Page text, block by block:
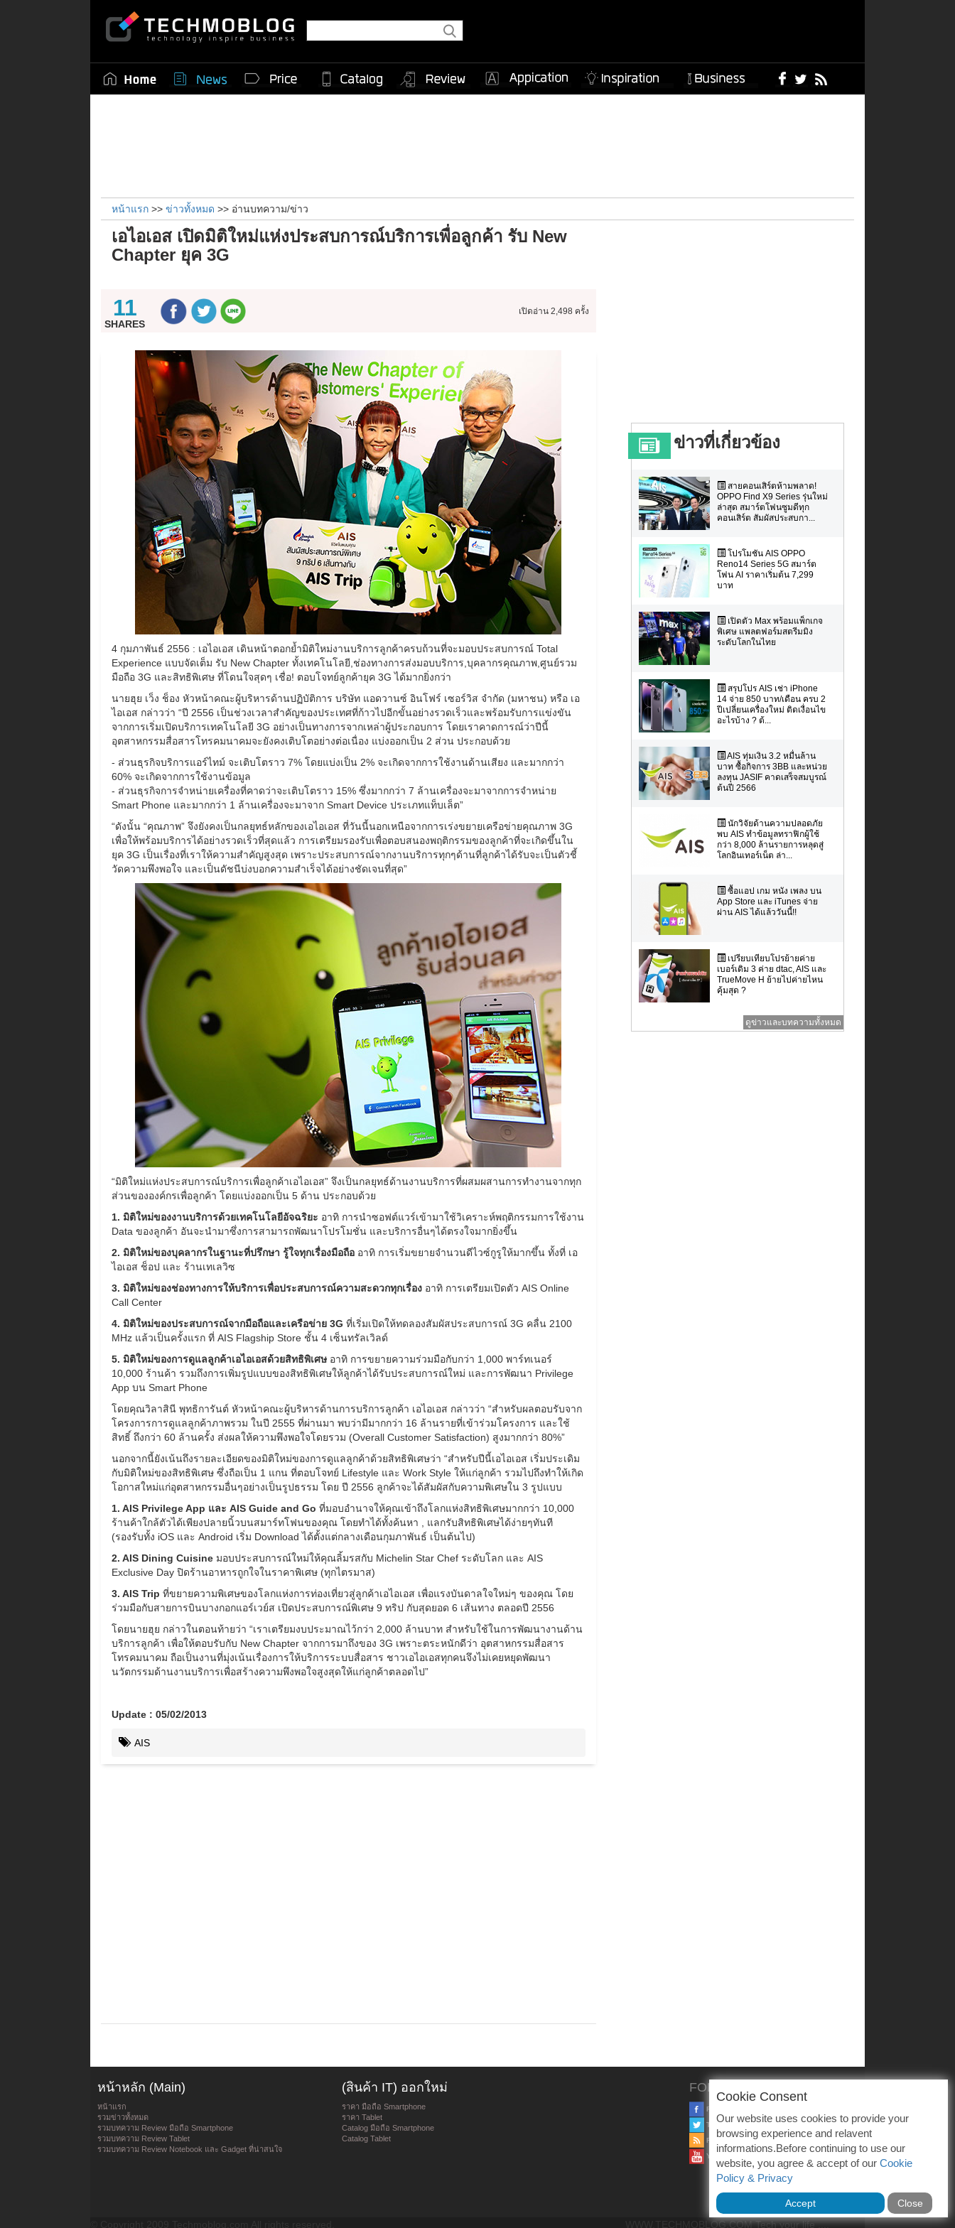
หน้าแรก >> ข่าวทั้งหมด >> อ่านบทความ/ข่าว
เอไอเอส เปิดมิติใหม่แห่งประสบการณ์บริการเพื่อลูกค้า รับ New
Chapter ยุค 3G
11
SHARES
เปิดอ่าน 2,498 ครั้ง
4 กุมภาพันธ์ 2556 : เอไอเอส เดินหน้าตอกย้ำมิติใหม่งานบริการลูกค้าครบถ้วนที่จะมอบประสบการณ์ Total
Experience แบบจัดเต็ม รับ New Chapter ทั้งเทคโนโลยี,ช่องทางการส่งมอบบริการ,บุคลากรคุณภาพ,ศูนย์รวม
มือถือ 3G และสิทธิพิเศษ ที่โดนใจสุดๆ เชื่อ! ตอบโจทย์ลูกค้ายุค 3G ได้มากยิ่งกว่า
นายฮุย เว็ง ช็อง หัวหน้าคณะผู้บริหารด้านปฏิบัติการ บริษัท แอดวานซ์ อินโฟร์ เซอร์วิส จำกัด (มหาชน) หรือ เอ
ไอเอส กล่าวว่า “ปี 2556 เป็นช่วงเวลาสำคัญของประเทศที่ก้าวไปอีกขั้นอย่างรวดเร็วและพร้อมรับการแข่งขัน
จากการเริ่มเปิดบริการเทคโนโลยี 3G อย่างเป็นทางการจากเหล่าผู้ประกอบการ โดยเราคาดการณ์ว่าปีนี้
อุตสาหกรรมสื่อสารโทรคมนาคมจะยังคงเติบโตอย่างต่อเนื่อง แบ่งออกเป็น 2 ส่วน ประกอบด้วย
- ส่วนธุรกิจบริการแอร์ไทม์ จะเติบโตราว 7% โดยแบ่งเป็น 2% จะเกิดจากการใช้งานด้านเสียง และมากกว่า
60% จะเกิดจากการใช้งานข้อมูล
- ส่วนธุรกิจการจำหน่ายเครื่องที่คาดว่าจะเติบโตราว 15% ซึ่งมากกว่า 7 ล้านเครื่องจะมาจากการจำหน่าย
Smart Phone และมากกว่า 1 ล้านเครื่องจะมาจาก Smart Device ประเภทแท็บเล็ต”
“ดังนั้น “คุณภาพ” จึงยังคงเป็นกลยุทธ์หลักของเอไอเอส ที่วันนี้นอกเหนือจากการเร่งขยายเครือข่ายคุณภาพ 3G
เพื่อให้พร้อมบริการได้อย่างรวดเร็วที่สุดแล้ว การเตรียมรองรับเพื่อตอบสนองพฤติกรรมของลูกค้าที่จะเกิดขึ้นใน
ยุค 3G เป็นเรื่องที่เราให้ความสำคัญสูงสุด เพราะประสบการณ์จากงานบริการทุกๆด้านที่ลูกค้าได้รับจะเป็นตัวชี้
วัดความพึงพอใจ และเป็นดัชนีบ่งบอกความสำเร็จได้อย่างชัดเจนที่สุด”
“มิติใหม่แห่งประสบการณ์บริการเพื่อลูกค้าเอไอเอส” จึงเป็นกลยุทธ์ด้านงานบริการที่ผสมผสานการทำงานจากทุก
ส่วนขององค์กรเพื่อลูกค้า โดยแบ่งออกเป็น 5 ด้าน ประกอบด้วย
1. มิติใหม่ของงานบริการด้วยเทคโนโลยีอัจฉริยะ อาทิ การนำซอฟต์แวร์เข้ามาใช้วิเคราะห์พฤติกรรมการใช้งาน
Data ของลูกค้า อันจะนำมาซึ่งการสามารถพัฒนาโปรโมชั่น และบริการอื่นๆได้ตรงใจมากยิ่งขึ้น
2. มิติใหม่ของบุคลากรในฐานะที่ปรึกษา รู้ใจทุกเรื่องมือถือ อาทิ การเริ่มขยายจำนวนดีไวซ์กูรูให้มากขึ้น ทั้งที่ เอ
ไอเอส ช็อป และ ร้านเทเลวิซ
3. มิติใหม่ของช่องทางการให้บริการเพื่อประสบการณ์ความสะดวกทุกเรื่อง อาทิ การเตรียมเปิดตัว AIS Online
Call Center
4. มิติใหม่ของประสบการณ์จากมือถือและเครือข่าย 3G ที่เริ่มเปิดให้ทดลองสัมผัสประสบการณ์ 3G คลื่น 2100
MHz แล้วเป็นครั้งแรก ที่ AIS Flagship Store ชั้น 4 เซ็นทรัลเวิลด์
5. มิติใหม่ของการดูแลลูกค้าเอไอเอสด้วยสิทธิพิเศษ อาทิ การขยายความร่วมมือกับกว่า 1,000 พาร์ทเนอร์
10,000 ร้านค้า รวมถึงการเพิ่มรูปแบบของสิทธิพิเศษให้ลูกค้าได้รับประสบการณ์ใหม่ และการพัฒนา Privilege
App บน Smart Phone
โดยคุณวิลาสินี พุทธิการันต์ หัวหน้าคณะผู้บริหารด้านการบริการลูกค้า เอไอเอส กล่าวว่า “สำหรับผลตอบรับจาก
โครงการการดูแลลูกค้าภาพรวม ในปี 2555 ที่ผ่านมา พบว่ามีมากกว่า 16 ล้านรายที่เข้าร่วมโครงการ และใช้
สิทธิ์ ถึงกว่า 60 ล้านครั้ง ส่งผลให้ความพึงพอใจโดยรวม (Overall Customer Satisfaction) สูงมากกว่า 80%”
นอกจากนี้ยังเน้นถึงรายละเอียดของมิติใหม่ของการดูแลลูกค้าด้วยสิทธิพิเศษว่า “สำหรับปีนี้เอไอเอส เริ่มประเดิม
กับมิติใหม่ของสิทธิพิเศษ ซึ่งถือเป็น 1 แกน ที่ตอบโจทย์ Lifestyle และ Work Style ให้แก่ลูกค้า รวมไปถึงทำให้เกิด
โอกาสใหม่แก่อุตสาหกรรมอื่นๆอย่างเป็นรูปธรรม โดย ปี 2556 ลูกค้าจะได้สัมผัสกับความพิเศษใน 3 รูปแบบ
1. AIS Privilege App และ AIS Guide and Go ที่มอบอำนาจให้คุณเข้าถึงโลกแห่งสิทธิพิเศษมากกว่า 10,000
ร้านค้าใกล้ตัวได้เพียงปลายนิ้วบนสมาร์ทโฟนของคุณ โดยทำได้ทั้งค้นหา , แลกรับสิทธิพิเศษได้ง่ายๆทันที
(รองรับทั้ง iOS และ Android เริ่ม Download ได้ตั้งแต่กลางเดือนกุมภาพันธ์ เป็นต้นไป)
2. AIS Dining Cuisine มอบประสบการณ์ใหม่ให้คุณลิ้มรสกับ Michelin Star Chef ระดับโลก และ AIS
Exclusive Day ปิดร้านอาหารถูกใจในราคาพิเศษ (ทุกไตรมาส)
3. AIS Trip ที่ขยายความพิเศษของโลกแห่งการท่องเที่ยวสู่ลูกค้าเอไอเอส เพื่อแรงบันดาลใจใหม่ๆ ของคุณ โดย
ร่วมมือกับสายการบินบางกอกแอร์เวย์ส เปิดประสบการณ์พิเศษ 9 ทริป กับสุดยอด 6 เส้นทาง ตลอดปี 2556
โดยนายฮุย กล่าวในตอนท้ายว่า “เราเตรียมงบประมาณไว้กว่า 2,000 ล้านบาท สำหรับใช้ในการพัฒนางานด้าน
บริการลูกค้า เพื่อให้ตอบรับกับ New Chapter จากการมาถึงของ 3G เพราะตระหนักดีว่า อุตสาหกรรมสื่อสาร
โทรคมนาคม ถือเป็นงานที่มุ่งเน้นเรื่องการให้บริการระบบสื่อสาร ชาวเอไอเอสทุกคนจึงไม่เคยหยุดพัฒนา
นวัตกรรมด้านงานบริการเพื่อสร้างความพึงพอใจสูงสุดให้แก่ลูกค้าตลอดไป”
Update : 05/02/2013
AIS
ข่าวที่เกี่ยวข้อง
สายคอนเสิร์ตห้ามพลาด!
OPPO Find X9 Series รุ่นใหม่
ล่าสุด สมาร์ตโฟนซูมดีทุก
คอนเสิร์ต สัมผัสประสบกา...
โปรโมชัน AIS OPPO
Reno14 Series 5G สมาร์ต
โฟน AI ราคาเริ่มต้น 7,299
บาท
เปิดตัว Max พร้อมแพ็กเกจ
พิเศษ แพลตฟอร์มสตรีมมิง
ระดับโลกในไทย
สรุปโปร AIS เช่า iPhone
14 จ่าย 850 บาท/เดือน ครบ 2
ปีเปลี่ยนเครื่องใหม่ ติดเงื่อนไข
อะไรบ้าง ? ต้...
AIS ทุ่มเงิน 3.2 หมื่นล้าน
บาท ซื้อกิจการ 3BB และหน่วย
ลงทุน JASIF คาดเสร็จสมบูรณ์
ต้นปี 2566
นักวิจัยด้านความปลอดภัย
พบ AIS ทำข้อมูลทราฟิกผู้ใช้
กว่า 8,000 ล้านรายการหลุดสู่
โลกอินเทอร์เน็ต ล่า...
ซื้อแอป เกม หนัง เพลง บน
App Store และ iTunes จ่าย
ผ่าน AIS ได้แล้ววันนี้!!
เปรียบเทียบโปรย้ายค่าย
เบอร์เดิม 3 ค่าย dtac, AIS และ
TrueMove H ย้ายไปค่ายไหน
คุ้มสุด ?
ดูข่าวและบทความทั้งหมด
หน้าหลัก (Main)
หน้าแรก
รวมข่าวทั้งหมด
รวมบทความ Review มือถือ Smartphone
รวมบทความ Review Tablet
รวมบทความ Review Notebook และ Gadget ที่น่าสนใจ
(สินค้า IT) ออกใหม่
ราคา มือถือ Smartphone
ราคา Tablet
Catalog มือถือ Smartphone
Catalog Tablet
FOLLOW US
FACEBOOK
TWITTER
RSS
YOUTUBE
WWW.TECHMOBLOG.COM Tech your life ....
Cookie Consent
Our website uses cookies to provide your
browsing experience and relavent
informations.Before continuing to use our
website, you agree & accept of our Cookie
Policy & Privacy
Accept Close